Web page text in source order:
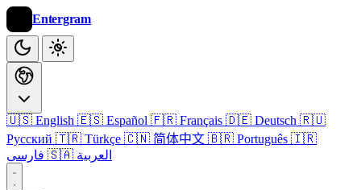
Entergram
🇺🇸 English 🇪🇸 Español 🇫🇷 Français 🇩🇪 Deutsch 🇷🇺
Русский 🇹🇷 Türkçe 🇨🇳 简体中文 🇧🇷 Português 🇮🇷
🇸🇦 العربية